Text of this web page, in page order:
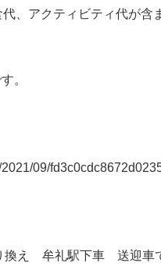
、アクティビティ代が含
。
09/
換え 牟礼駅下車 送迎車